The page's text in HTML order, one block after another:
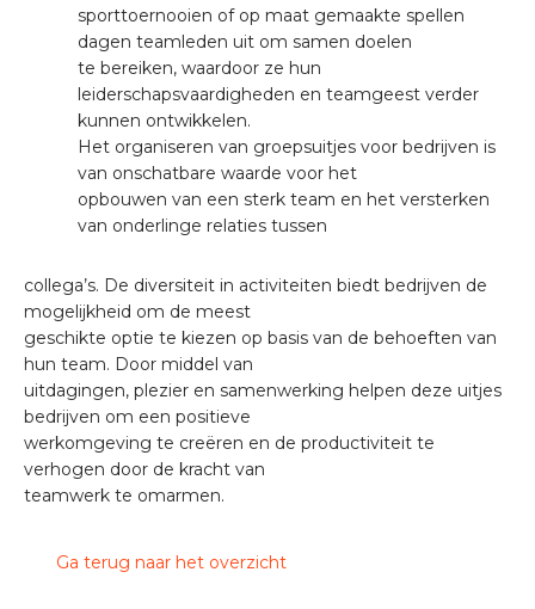
sporttoernooien of op maat gemaakte spellen
dagen teamleden uit om samen doelen
te bereiken, waardoor ze hun
leiderschapsvaardigheden en teamgeest verder
kunnen ontwikkelen.
Het organiseren van groepsuitjes voor bedrijven is
van onschatbare waarde voor het
opbouwen van een sterk team en het versterken
van onderlinge relaties tussen
collega’s. De diversiteit in activiteiten biedt bedrijven de
mogelijkheid om de meest
geschikte optie te kiezen op basis van de behoeften van
hun team. Door middel van
uitdagingen, plezier en samenwerking helpen deze uitjes
bedrijven om een positieve
werkomgeving te creëren en de productiviteit te
verhogen door de kracht van
teamwerk te omarmen.
Ga terug naar het overzicht